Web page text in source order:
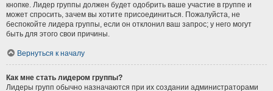
кнопке. Лидер группы должен будет одобрить ваше участие в группе и
может спросить, зачем вы хотите присоединиться. Пожалуйста, не
беспокойте лидера группы, если он отклонил ваш запрос; у него могут
быть для этого свои причины.
Вернуться к началу
Как мне стать лидером группы?
Лидеры групп обычно назначаются при их создании администраторами